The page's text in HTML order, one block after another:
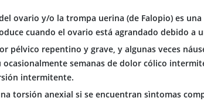
ovario y/o la trompa uerina (de Falopio) es
cuando el ovario está agrandado debido a
pélvico repentino y grave, y algunas veces
ocasionalmente semanas de dolor cólico
intermitente.
torsión anexial si se encuentran sìntomas